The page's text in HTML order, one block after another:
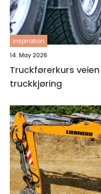
inspiration
14. May 2026
Truckførerkurs veien til trygg og effektiv
truckkjøring